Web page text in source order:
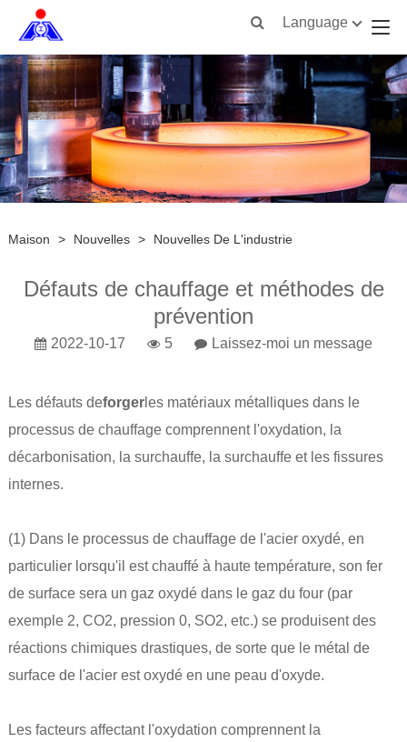
Language
Maison > Nouvelles > Nouvelles De L'industrie
Défauts de chauffage et méthodes de
prévention
2022-10-17 5 Laissez-moi un message
Les défauts deforgerles matériaux métalliques dans le
processus de chauffage comprennent l'oxydation, la
décarbonisation, la surchauffe, la surchauffe et les fissures
internes.
(1) Dans le processus de chauffage de l'acier oxydé, en
particulier lorsqu'il est chauffé à haute température, son fer
de surface sera un gaz oxydé dans le gaz du four (par
exemple 2, CO2, pression 0, SO2, etc.) se produisent des
réactions chimiques drastiques, de sorte que le métal de
surface de l'acier est oxydé en une peau d'oxyde.
Les facteurs affectant l'oxydation comprennent la